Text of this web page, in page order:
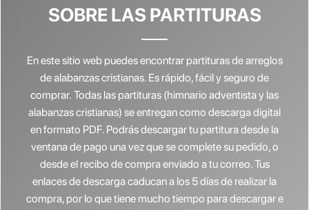
SOBRE LAS PARTITURAS
En este sitio web puedes encontrar partituras de arreglos
de alabanzas cristianas. Es rápido, fácil y seguro de
comprar. Todas las partituras (himnario adventista y las
alabanzas cristianas) se entregan como descarga digital
en formato PDF. Podrás descargar tu partitura desde la
ventana de pago una vez que se complete su pedido, o
desde el recibo de compra enviado a tu correo. Tus
enlaces de descarga caducan a los 5 días de realizar la
compra, por lo que tiene mucho tiempo para descargar e